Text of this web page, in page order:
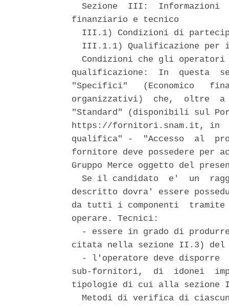
Sezione  III:  Informazioni
finanziario e tecnico
III.1) Condizioni di
III.1.1) Qualificazione per
Condizioni che gli
qualificazione:  In  questa
"Specifici"   (Economico
organizzativi)  che,  oltre
"Standard" (disponibili sul
https://fornitori.snam.it, in
qualifica" -  "Accesso  al
fornitore deve possedere per
Gruppo Merce oggetto del
Se il candidato  e'  un
descritto dovra' essere
da tutti i componenti
operare. Tecnici:
- essere in grado di
citata nella sezione II.3) del
- l'operatore deve disporre
sub-fornitori,  di  idonei
tipologie di cui alla
Metodi di verifica di